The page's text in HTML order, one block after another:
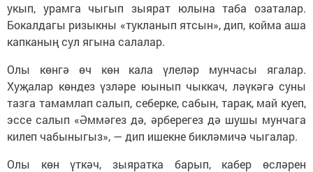
укып, урамга чыгып зыярат юлына таба озаталар.
Бокалдагы ризыкны «тукланып ятсын», дип, койма аша
капканың сул ягына салалар.
Олы көнгә өч көн кала үлеләр мунчасы ягалар.
Хуҗалар көндез үзләре юынып чыккач, ләүкәгә суны
тазга тамамлап салып, себерке, сабын, тарак, май куеп,
эссе салып «Әммәгез дә, әрберегез дә шушы мунчага
килеп чабыныгыз», — дип ишекне бикләмичә чыгалар.
Олы көн үткәч, зыяратка барып, кабер өсләрен